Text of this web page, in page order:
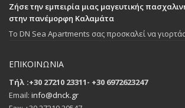
Ζήσε την εμπειρία μιας μαγευτικής
στην πανέμορφη Καλαμάτα
To DN Sea Apartments σας προσκαλεί να
ΕΠΙΚΟΙΝΩΝΙΑ
Τήλ :+30 27210 23311- +30 6972623247
Email: info@dnck.gr